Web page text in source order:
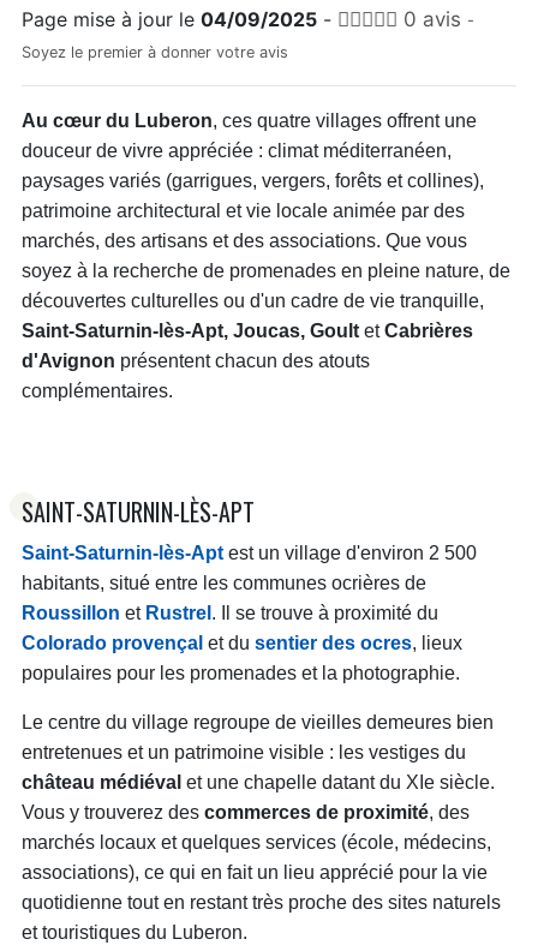
Page mise à jour le 04/09/2025- 0 avis -
Soyez le premier à donner votre avis
Au cœur du Luberon, ces quatre villages offrent une
douceur de vivre appréciée : climat méditerranéen,
paysages variés (garrigues, vergers, forêts et collines),
patrimoine architectural et vie locale animée par des
marchés, des artisans et des associations. Que vous
soyez à la recherche de promenades en pleine nature, de
découvertes culturelles ou d'un cadre de vie tranquille,
Saint-Saturnin-lès-Apt, Joucas, GoultetCabrières
d'Avignon présentent chacun des atouts
complémentaires.
SAINT-SATURNIN-LÈS-APT
Saint-Saturnin-lès-Aptest un village d'environ 2 500
habitants, situé entre les communes ocrières de
Roussillon et Rustrel . Il se trouve à proximité du
Colorado provençal et du sentier des ocres, lieux
populaires pour les promenades et la photographie.
Le centre du village regroupe de vieilles demeures bien
entretenues et un patrimoine visible : les vestiges du
château médiéval et une chapelle datant du XIe siècle.
Vous y trouverez des commerces de proximité, des
marchés locaux et quelques services (école, médecins,
associations), ce qui en fait un lieu apprécié pour la vie
quotidienne tout en restant très proche des sites naturels
et touristiques du Luberon.